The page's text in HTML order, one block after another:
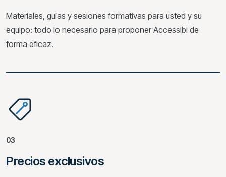
Materiales, guías y sesiones formativas para usted y su
equipo: todo lo necesario para proponer Accessibi de
forma eficaz.
03
Precios exclusivos